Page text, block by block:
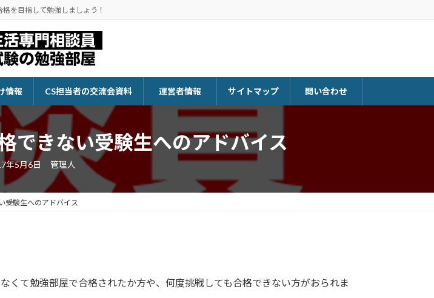
を目指して勉強しましょう！
情報 CS担当者の交流会資料 運営者情報 サイトマップ 問い合わせ
できない受験生へのアドバイス
年5月6日 管理人
受験生へのアドバイス
くて勉強部屋で合格されたか方や、何度挑戦しても合格できない方がおられま